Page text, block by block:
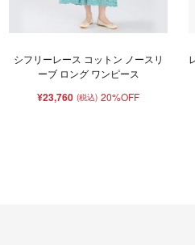
シフリーレース コットン ノースリ
ーブ ロング ワンピース
¥23,760 (税込) 20%OFF